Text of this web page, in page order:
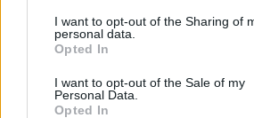
I want to opt-out of the Sharing of
personal data.
Opted In
I want to opt-out of the Sale of my
Personal Data.
Opted In
nákladních vozidel a podobně).
Komentáře